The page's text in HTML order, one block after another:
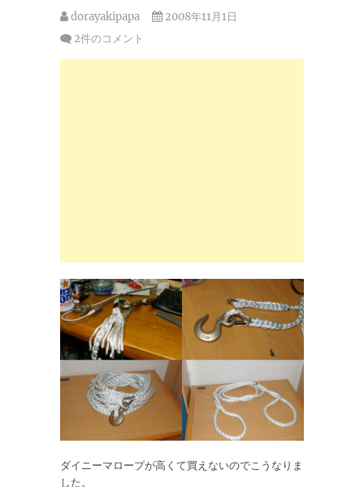
dorayakipapa
2008年11月1日
2件のコメント
ダイニーマロープが高くて買えないのでこうなりま
した。